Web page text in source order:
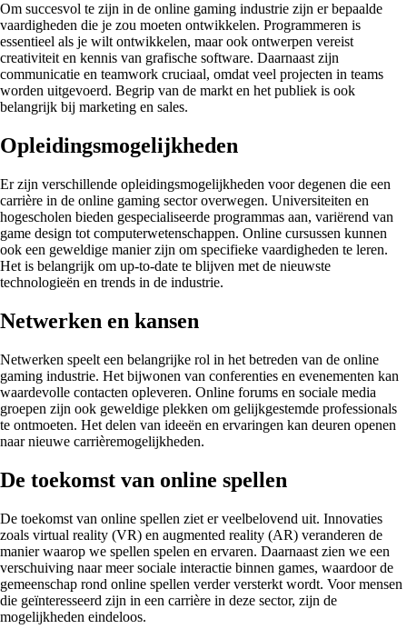
Om succesvol te zijn in de online gaming industrie zijn er bepaalde
vaardigheden die je zou moeten ontwikkelen. Programmeren is
essentieel als je wilt ontwikkelen, maar ook ontwerpen vereist
creativiteit en kennis van grafische software. Daarnaast zijn
communicatie en teamwork cruciaal, omdat veel projecten in teams
worden uitgevoerd. Begrip van de markt en het publiek is ook
belangrijk bij marketing en sales.
Opleidingsmogelijkheden
Er zijn verschillende opleidingsmogelijkheden voor degenen die een
carrière in de online gaming sector overwegen. Universiteiten en
hogescholen bieden gespecialiseerde programmas aan, variërend van
game design tot computerwetenschappen. Online cursussen kunnen
ook een geweldige manier zijn om specifieke vaardigheden te leren.
Het is belangrijk om up-to-date te blijven met de nieuwste
technologieën en trends in de industrie.
Netwerken en kansen
Netwerken speelt een belangrijke rol in het betreden van de online
gaming industrie. Het bijwonen van conferenties en evenementen kan
waardevolle contacten opleveren. Online forums en sociale media
groepen zijn ook geweldige plekken om gelijkgestemde professionals
te ontmoeten. Het delen van ideeën en ervaringen kan deuren openen
naar nieuwe carrièremogelijkheden.
De toekomst van online spellen
De toekomst van online spellen ziet er veelbelovend uit. Innovaties
zoals virtual reality (VR) en augmented reality (AR) veranderen de
manier waarop we spellen spelen en ervaren. Daarnaast zien we een
verschuiving naar meer sociale interactie binnen games, waardoor de
gemeenschap rond online spellen verder versterkt wordt. Voor mensen
die geïnteresseerd zijn in een carrière in deze sector, zijn de
mogelijkheden eindeloos.